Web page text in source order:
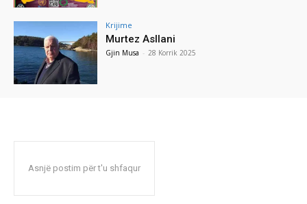
Krijime
Murtez Asllani
Gjin Musa - 28 Korrik 2025
Asnjë postim për t'u shfaqur